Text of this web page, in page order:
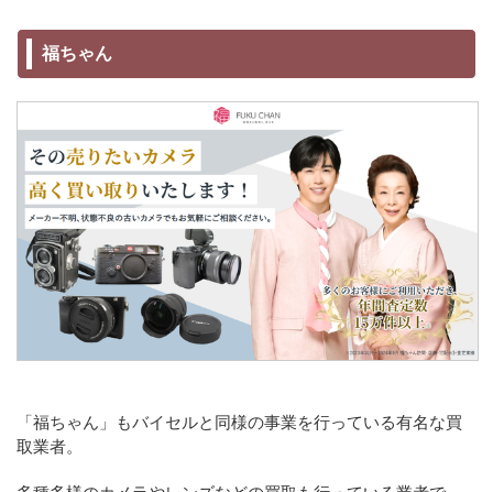
福ちゃん
「福ちゃん」もバイセルと同様の事業を行っている有名な買
取業者。